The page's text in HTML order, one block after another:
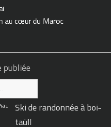
au cœur du Maroc
Ski de randonnée à boi-
taüll